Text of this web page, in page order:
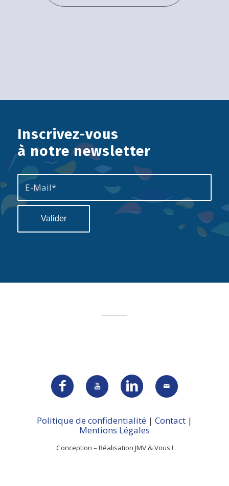
Inscrivez-vous
à notre newsletter
Politique de confidentialité | Contact |
Mentions Légales
Conception – Réalisation JMV & Vous !